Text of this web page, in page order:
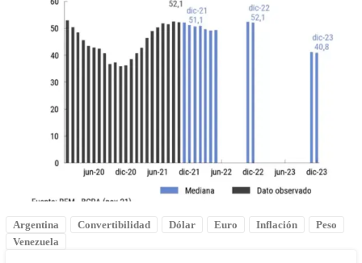
Argentina Convertibilidad Dólar Euro Inflación
Peso
Venezuela